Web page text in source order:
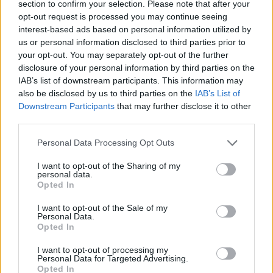
section to confirm your selection. Please note that after your
opt-out request is processed you may continue seeing
interest-based ads based on personal information utilized by
us or personal information disclosed to third parties prior to
your opt-out. You may separately opt-out of the further
disclosure of your personal information by third parties on the
IAB’s list of downstream participants. This information may
also be disclosed by us to third parties on the IAB’s List of
Downstream Participants that may further disclose it to other
Please note that this website/app uses one or more Google
not limited to your visit or usage behaviour. You may click to
grant or deny consent to Google and its third-party tags to
use your data for below specified purposes in below Google
consent section.
Personal Data Processing Opt Outs
I want to opt-out of the Sharing of my
personal data.
Opted In
I want to opt-out of the Sale of my
Personal Data.
Opted In
I want to opt-out of processing my
Personal Data for Targeted Advertising.
Opted In
simbolizeze ceva pentru tine, atunci este
recomandat sa mergi pe florile de sezon, fiind si
mai ieftine.
Cori Flowers
Cocarde frumoase: traditional versus modern
clasice, nu trebuie sa iti faci probleme. Aici natura